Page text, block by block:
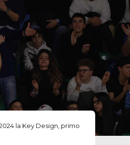
la Key Design, primo